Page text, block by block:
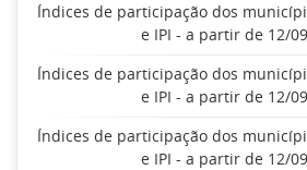
Índices de participação dos
e IPI - a partir de 12/
Índices de participação dos
e IPI - a partir de 12/
Índices de participação dos
e IPI - a partir de 12/